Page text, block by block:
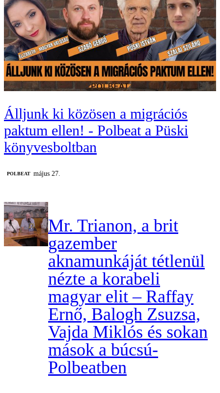
Álljunk ki közösen a migrációs
paktum ellen! - Polbeat a Püski
könyvesboltban
‎POLBEAT május 27.
Mr. Trianon, a brit
gazember
aknamunkáját tétlenül
nézte a korabeli
magyar elit – Raffay
Ernő, Balogh Zsuzsa,
Vajda Miklós és sokan
mások a búcsú-
Polbeatben